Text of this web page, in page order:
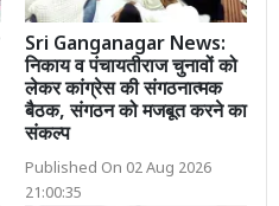
Sri Ganganagar News:
निकाय व पंचायतीराज चुनावों को
लेकर कांग्रेस की संगठनात्मक
बैठक, संगठन को मजबूत करने का
संकल्प
Published On 02 Aug 2026
21:00:35